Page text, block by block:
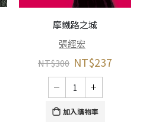
摩鐵路之城
張經宏
NT$300 NT$237
加入購物車